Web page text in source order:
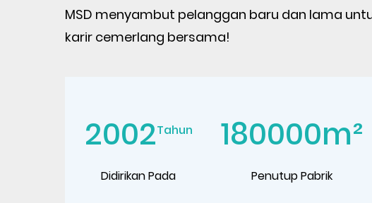
MSD menyambut pelanggan baru dan lama
karir cemerlang bersama!
2002Tahun
Didirikan Pada
180000m²
Penutup Pabrik